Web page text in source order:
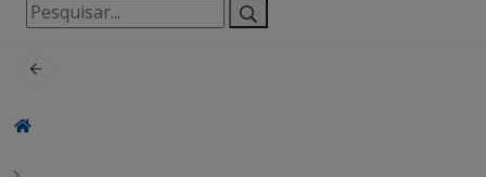
Pesquisar
por: